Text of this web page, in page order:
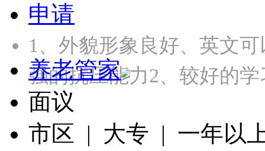
申请
1、外貌形象良好、英文
强的抗压能力2、较好的
养老管家
面议
市区 | 大专 | 一年以